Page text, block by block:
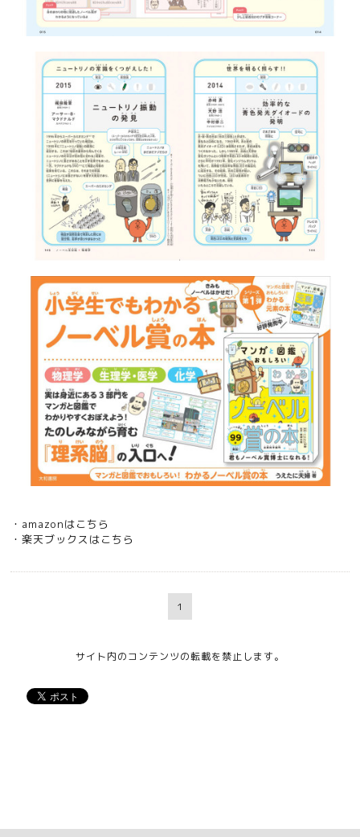
・amazonはこちら
・楽天ブックスはこちら
1
サイト内のコンテンツの転載を禁止します。